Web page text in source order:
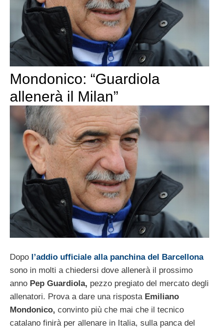
Mondonico: “Guardiola
allenerà il Milan”
Dopo l’addio ufficiale alla panchina del Barcellona
sono in molti a chiedersi dove allenerà il prossimo
anno Pep Guardiola, pezzo pregiato del mercato degli
allenatori. Prova a dare una risposta Emiliano
Mondonico, convinto più che mai che il tecnico
catalano finirà per allenare in Italia, sulla panca del